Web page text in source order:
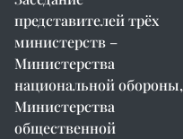
представителей трёх
министерств –
Министерства
национальной обороны,
Министерства
общественной